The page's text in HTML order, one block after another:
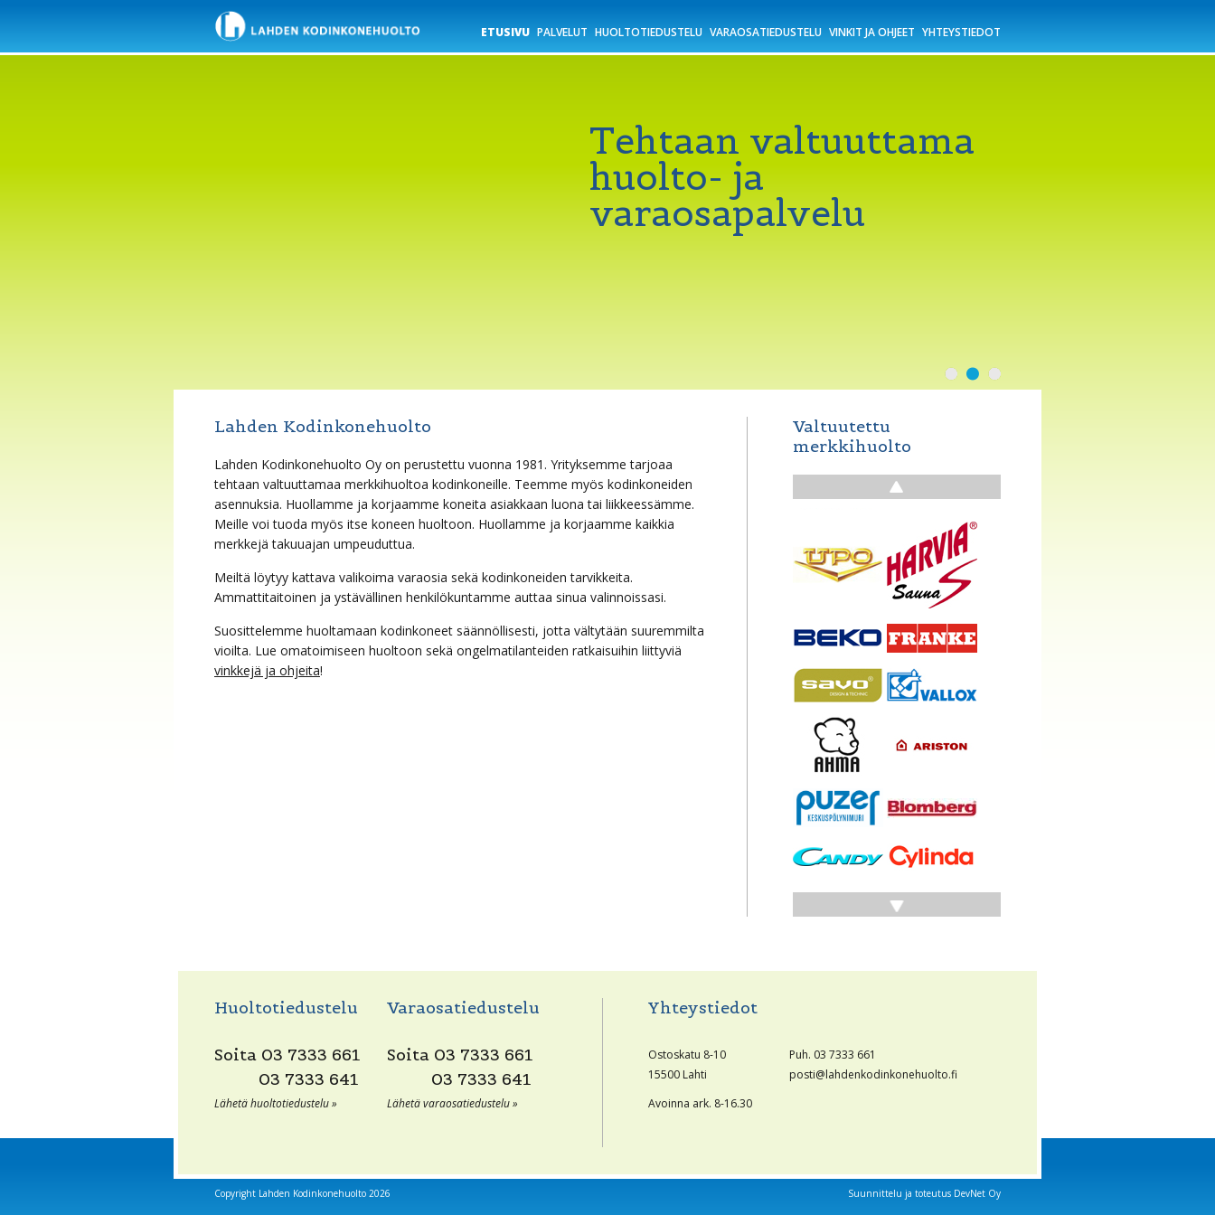
ETUSIVU PALVELUT HUOLTOTIEDUSTELU VARAOSATIEDUSTELU VINKIT JA OHJEET YHTEYSTIEDOT
Tehtaan valtuuttama
huolto- ja
varaosapalvelu
Lahden Kodinkonehuolto
Lahden Kodinkonehuolto Oy on perustettu vuonna 1981. Yrityksemme tarjoaa
tehtaan valtuuttamaa merkkihuoltoa kodinkoneille. Teemme myös kodinkoneiden
asennuksia. Huollamme ja korjaamme koneita asiakkaan luona tai liikkeessämme.
Meille voi tuoda myös itse koneen huoltoon. Huollamme ja korjaamme kaikkia
merkkejä takuuajan umpeuduttua.
Meiltä löytyy kattava valikoima varaosia sekä kodinkoneiden tarvikkeita.
Ammattitaitoinen ja ystävällinen henkilökuntamme auttaa sinua valinnoissasi.
Suosittelemme huoltamaan kodinkoneet säännöllisesti, jotta vältytään suuremmilta
vioilta. Lue omatoimiseen huoltoon sekä ongelmatilanteiden ratkaisuihin liittyviä
vinkkejä ja ohjeita!
Valtuutettu
merkkihuolto
Huoltotiedustelu Varaosatiedustelu
Soita 03 7333 661
03 7333 641
Lähetä huoltotiedustelu »
Soita 03 7333 661
03 7333 641
Lähetä varaosatiedustelu »
Yhteystiedot
Ostoskatu 8-10
15500 Lahti
Puh. 03 7333 661
posti@lahdenkodinkonehuolto.fi
Avoinna ark. 8-16.30
Copyright Lahden Kodinkonehuolto 2026 Suunnittelu ja toteutus DevNet Oy